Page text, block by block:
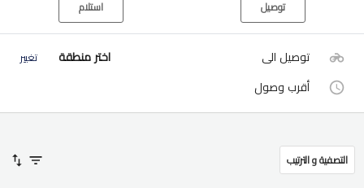
توصيل استلام
توصيل الى اختر منطقة تغيير
أقرب وصول
التصفية و الترتيب